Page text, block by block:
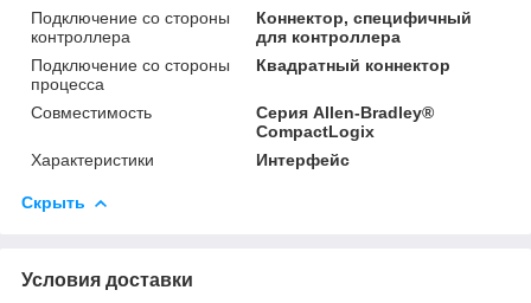
Подключение со стороны
контроллера
Коннектор, специфичный
для контроллера
Подключение со стороны
процесса
Квадратный коннектор
Совместимость
Серия Allen-Bradley®
CompactLogix
Характеристики
Интерфейс
Скрыть
Условия доставки